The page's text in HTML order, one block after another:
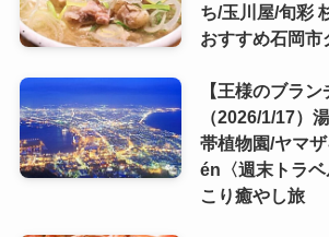
ち/玉川屋/旬彩
おすすめ石岡市
【王様のブラ
（2026/1/17）
帯植物園/ヤマ
én〈週末トラ
こり癒やし旅